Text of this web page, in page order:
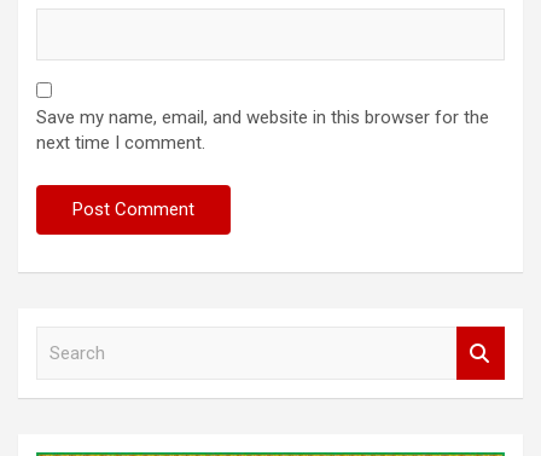
Save my name, email, and website in this browser for the
next time I comment.